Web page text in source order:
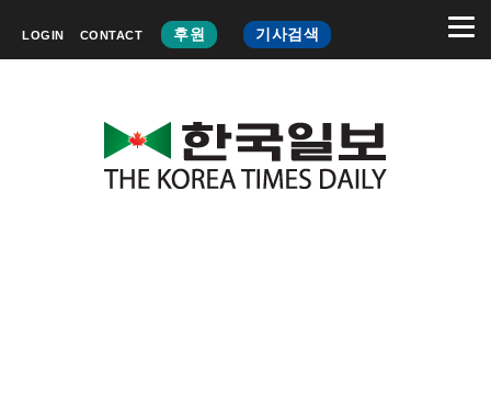
LOGIN CONTACT 후원 기사검색